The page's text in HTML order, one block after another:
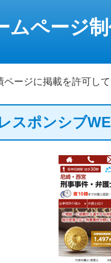
ムページ
ページに掲載を許可し
スポンシブ